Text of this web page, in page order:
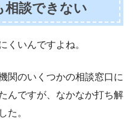
相談できない
くいんですよね。
関のいくつかの相談窓口に
んですが、なかなか打ち解
た。